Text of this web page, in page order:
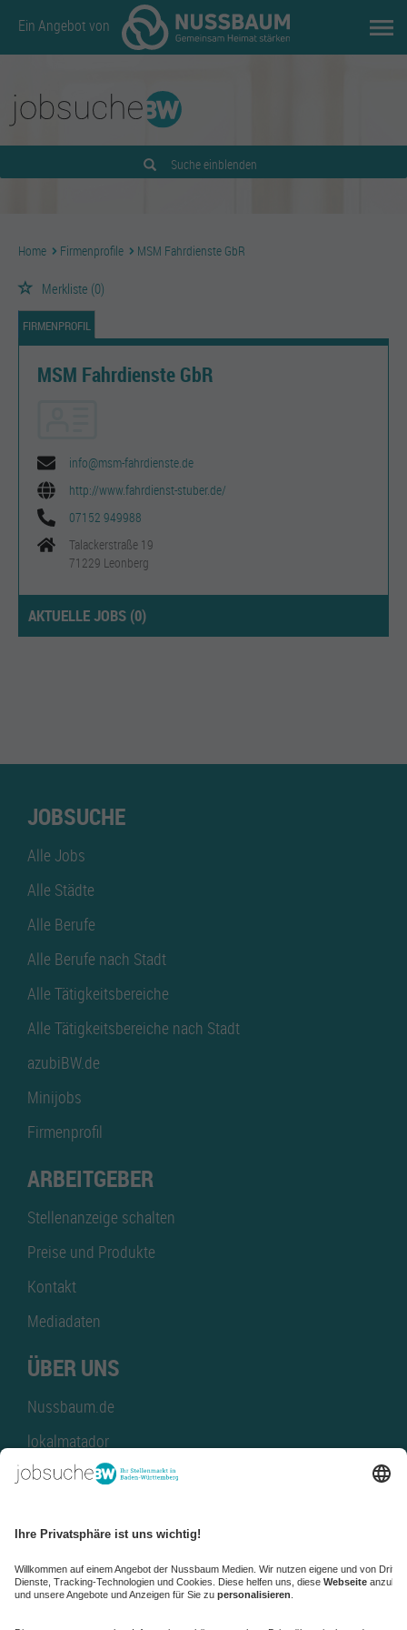
Ein Angebot von
Suche einblenden
Home Firmenprofile MSM Fahrdienste GbR
Merkliste (0)
FIRMENPROFIL
MSM Fahrdienste GbR
info@msm-fahrdienste.de
http://www.fahrdienst-stuber.de/
07152 949988
Talackerstraße 19
71229 Leonberg
AKTUELLE JOBS (0)
JOBSUCHE
Alle Jobs
Alle Städte
Alle Berufe
Alle Berufe nach Stadt
Alle Tätigkeitsbereiche
Alle Tätigkeitsbereiche nach Stadt
azubiBW.de
Minijobs
Firmenprofil
ARBEITGEBER
Stellenanzeige schalten
Preise und Produkte
Kontakt
Mediadaten
ÜBER UNS
Nussbaum.de
lokalmatador
kaufinBW
NussbaumID
Nussbaum Medien